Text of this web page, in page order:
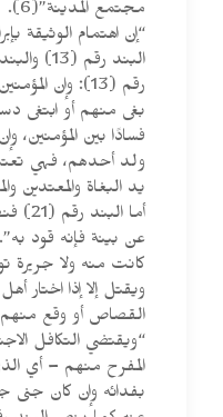
مجتمع المدينة”(6).
“إن اهتمام الوثيقة
رقم (13): وإن
بغى منهم أو ابتغى
فسادًا بين المؤمنين،
ولد أحدهم، فهي
يد البغاة والمعتدين
أما
عن بينة فإنه قود
كانت منه ولا جريرة
ويقتل إلا إذا اختار
القصاص أو وقع منهم
“ويقتضي التكافل
المفرح منهم – أي
بفدائه وإن كان جنى